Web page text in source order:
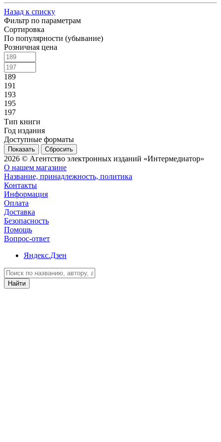
Назад к списку
Фильтр по параметрам
Сортировка
По популярности (убывание)
Розничная цена
189
191
193
195
197
Тип книги
Год издания
Доступные форматы
Сбросить
2026 © Агентство электронных изданий «Интермедиатор»
О нашем магазине
Название, принадлежность, политика
Контакты
Информация
Оплата
Доставка
Безопасность
Помощь
Вопрос-ответ
Яндекс.Дзен
Найти